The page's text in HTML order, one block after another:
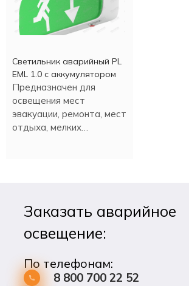
Светильник аварийный PL
EML 1.0 с аккумулятором
Предназначен для
освещения мест
эвакуации, ремонта, мест
отдыха, мелких
Заказать аварийное
освещение:
По телефонам:
8 800 700 22 52